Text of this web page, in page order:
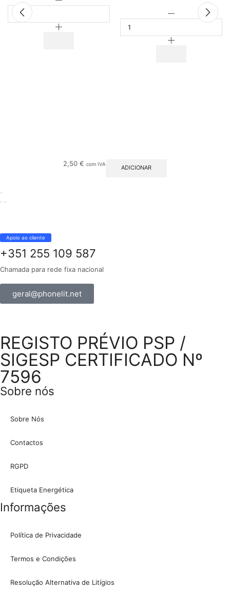
2,50€ com IVA ADICIONAR
Apoio ao cliente
+351 255 109 587
Chamada para rede fixa nacional
geral@phonelit.net
REGISTO PRÉVIO PSP /
SIGESP CERTIFICADO Nº
7596
Sobre nós
Sobre Nós
Contactos
RGPD
Etiqueta Energética
Informações
Política de Privacidade
Termos e Condições
Resolução Alternativa de Litígios